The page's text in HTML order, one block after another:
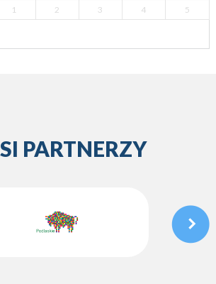
1 2 3 4 5
PARTNERZY